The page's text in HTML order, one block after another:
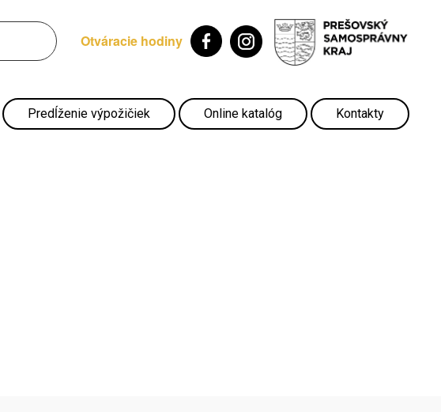
Otváracie hodiny
Predĺženie výpožičiek Online katalóg Kontakty